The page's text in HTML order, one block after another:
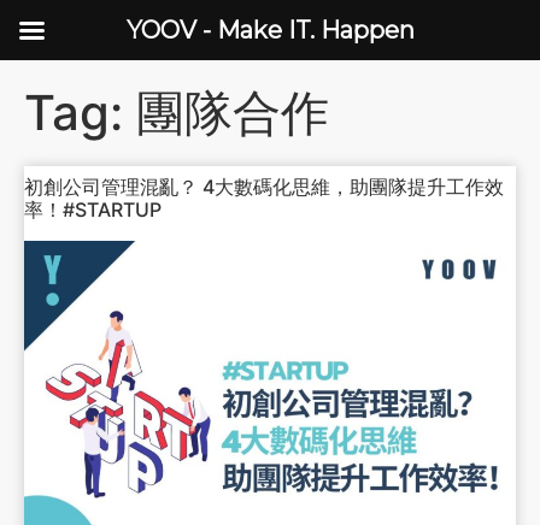
Tag: 團隊合作
初創公司管理混亂？ 4大數碼化思維，助團隊提升工作效
率！#STARTUP
YOOV - Make IT. Happen